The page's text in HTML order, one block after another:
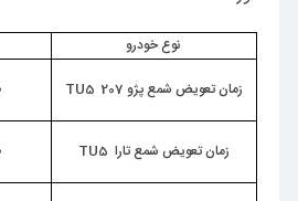
نوع خودرو
زمان تعویض شمع پژو 207
TU5
زمان تعویض شمع تارا TU5